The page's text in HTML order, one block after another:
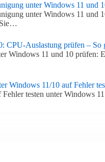
unter Windows 11 und
unter Windows 11 und
Sie…
CPU-Auslastung prüfen – So
Windows 11 und 10 prüfen:
Windows 11/10 auf Fehler
Fehler testen unter Windows